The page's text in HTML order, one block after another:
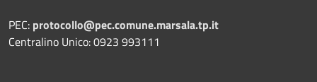
PEC: protocollo@pec.comune.marsala.tp.it
Centralino Unico: 0923 993111